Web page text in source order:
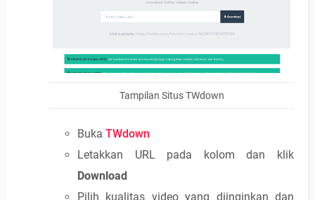
Tampilan Situs TWdown
Buka TWdown
Letakkan URL pada kolom dan klik
Download
Pilih kualitas video yang diinginkan dan